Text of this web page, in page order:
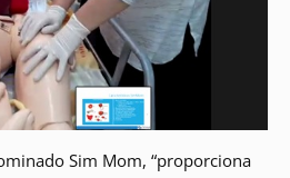
Sim Mom, “proporciona